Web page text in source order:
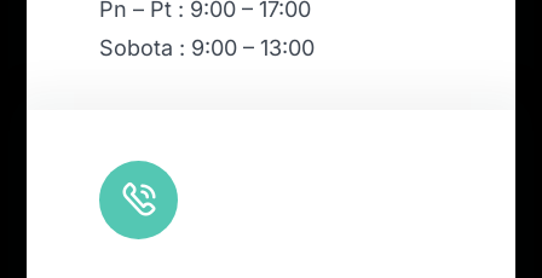
Pn – Pt : 9:00 – 17:00
Sobota : 9:00 – 13:00